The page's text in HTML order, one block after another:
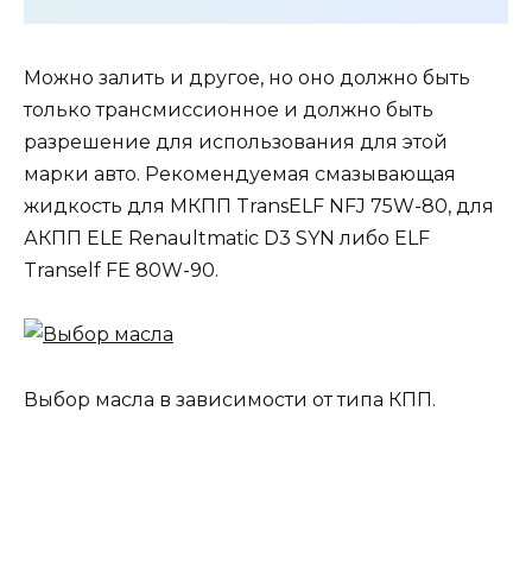
Можно залить и другое, но оно должно быть
только трансмиссионное и должно быть
разрешение для использования для этой
марки авто. Рекомендуемая смазывающая
жидкость для МКПП TransELF NFJ 75W-80, для
АКПП ELE Renaultmatic D3 SYN либо ELF
Tranself FE 80W-90.
Выбор масла в зависимости от типа КПП.